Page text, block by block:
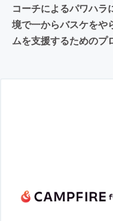
コーチによるパワハラ
境で一からバスケをや
ムを支援するためのプ